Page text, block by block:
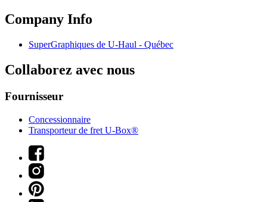
Company Info
SuperGraphiques de U-Haul - Québec
Collaborez avec nous
Fournisseur
Concessionnaire
Transporteur de fret U-Box®